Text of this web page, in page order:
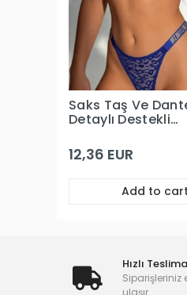
Saks Taş Ve
Detaylı Destekli
12,36 EUR
Add to cart
Hızlı
Siparişleriniz